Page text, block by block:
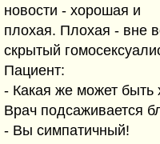
новости - хорошая и
плохая. Плохая - вне
скрытый
Пациент:
- Какая же может быть
Врач подсаживается
- Вы симпатичный!